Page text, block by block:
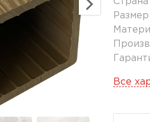
Размер
Все